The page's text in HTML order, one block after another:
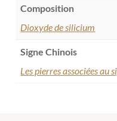
Composition
Dioxyde de silicium
Signe Chinois
Les pierres associées au